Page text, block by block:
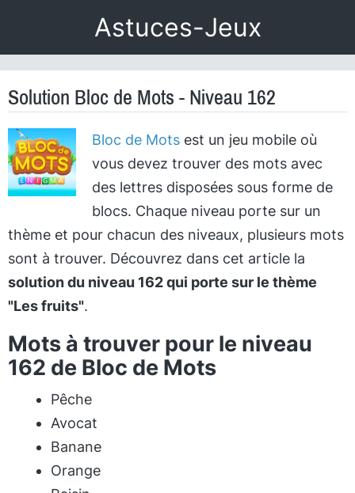
Astuces-Jeux
Solution Bloc de Mots - Niveau 162
Bloc de Motsest un jeu mobile où
vous devez trouver des mots avec
des lettres disposées sous forme de
blocs. Chaque niveau porte sur un
thème et pour chacun des niveaux, plusieurs mots
sont à trouver. Découvrez dans cet article la
solution du niveau 162 qui porte sur le thème
"Les fruits".
Mots à trouver pour le niveau
162 de Bloc de Mots
Pêche
Avocat
Banane
Orange